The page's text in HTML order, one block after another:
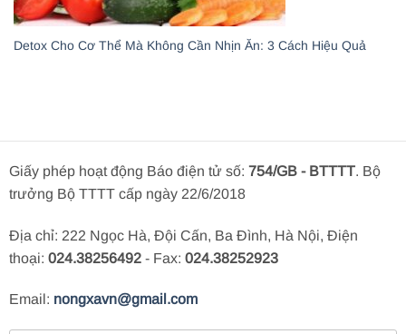
Detox Cho Cơ Thể Mà Không Cần Nhịn Ăn: 3 Cách Hiệu Quả
Giấy phép hoạt động Báo điện tử số: 754/GB - BTTTT. Bộ
trưởng Bộ TTTT cấp ngày 22/6/2018
Địa chỉ: 222 Ngọc Hà, Đội Cấn, Ba Đình, Hà Nội, Điện
thoại: 024.38256492 - Fax: 024.38252923
Email: nongxavn@gmail.com